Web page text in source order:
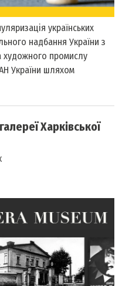
українських
надбання України з
художного промислу
України шляхом
Харківської